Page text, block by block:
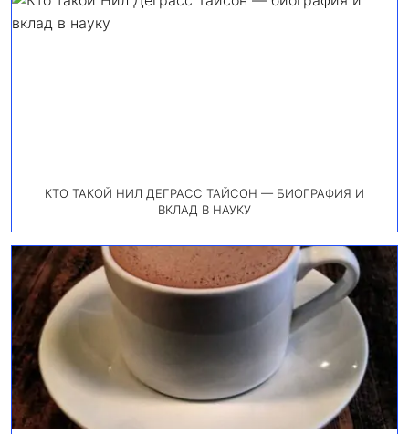
КТО ТАКОЙ НИЛ ДЕГРАСС ТАЙСОН — БИОГРАФИЯ И
ВКЛАД В НАУКУ